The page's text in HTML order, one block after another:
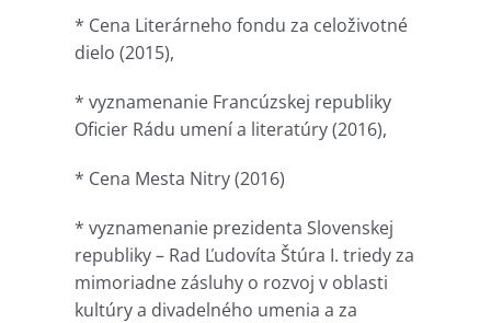
* Cena Literárneho fondu za celoživotné
dielo (2015),
* vyznamenanie Francúzskej republiky
Oficier Rádu umení a literatúry (2016),
* Cena Mesta Nitry (2016)
* vyznamenanie prezidenta Slovenskej
republiky – Rad Ľudovíta Štúra I. triedy za
mimoriadne zásluhy o rozvoj v oblasti
kultúry a divadelného umenia a za